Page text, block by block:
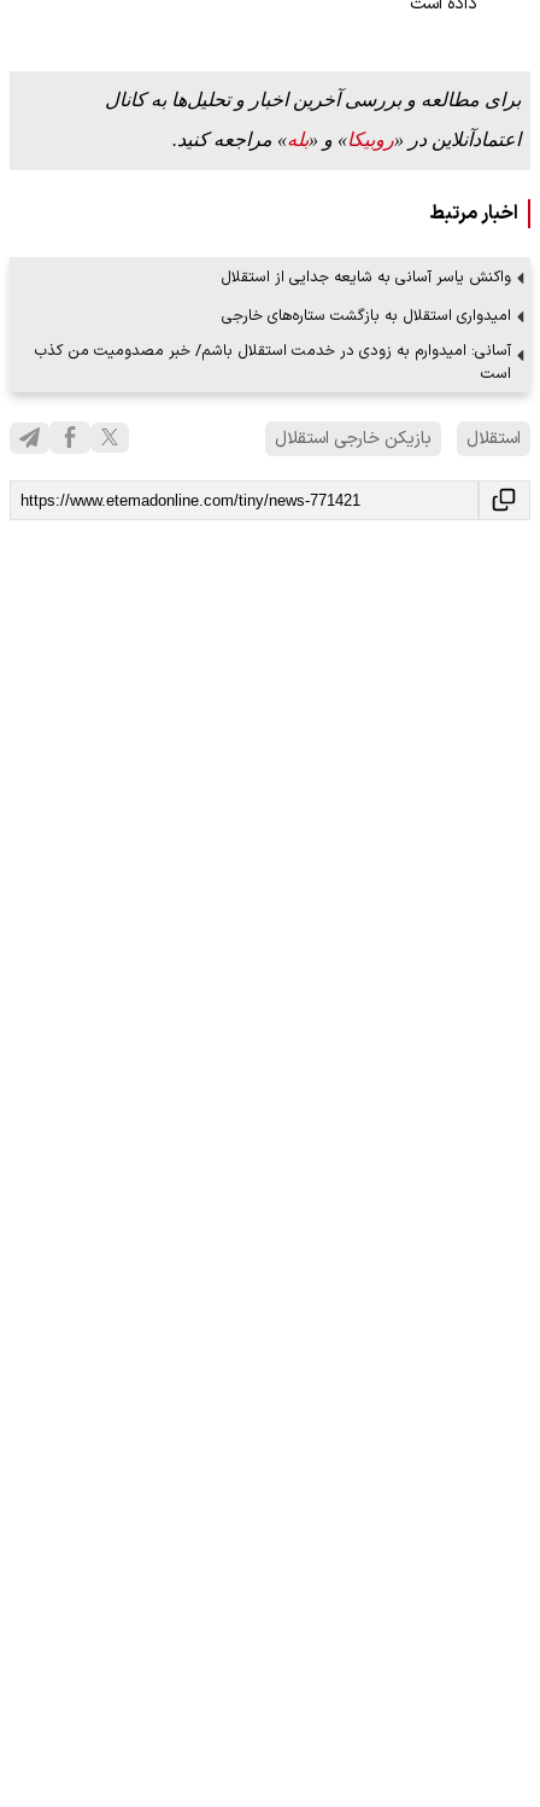
برای مطالعه و بررسی آخرین اخبار و تحلیل‌ها به کانال
اعتمادآنلاین در «روبیکا» و «بله» مراجعه کنید.
اخبار مرتبط
واکنش یاسر آسانی به شایعه جدایی از استقلال
امیدواری استقلال به بازگشت ستاره‌های خارجی
آسانی: امیدوارم به‌ زودی در خدمت استقلال باشم/ خبر مصدومیت من کذب
است
استقلال بازیکن خارجی استقلال